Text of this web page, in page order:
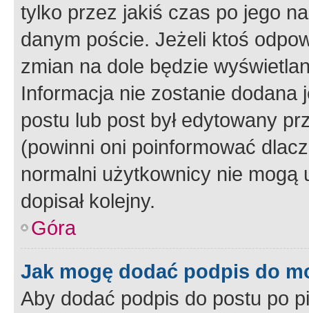
tylko przez jakiś czas po jego
danym poście. Jeżeli ktoś
zmian na dole będzie
Informacja nie zostanie dodana
postu lub post był edytowany
(powinni oni poinformować
normalni użytkownicy nie
dopisał kolejny.
Góra
Jak mogę dodać podpis do
Aby dodać podpis do postu po